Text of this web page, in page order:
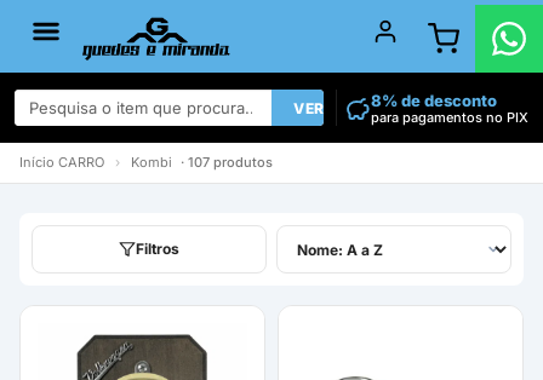
VER TODOS8% de desconto
para pagamentos no PIX
Início CARRO › Kombi · 107 produtos
Filtros